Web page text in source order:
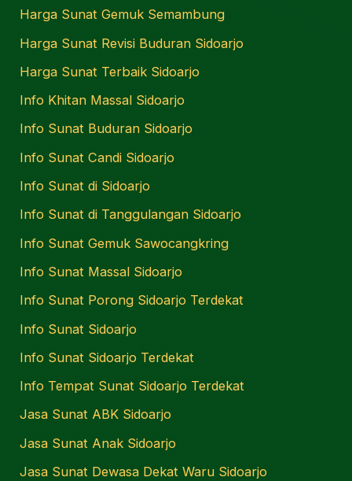
Harga Sunat Gemuk Semambung
Harga Sunat Revisi Buduran Sidoarjo
Harga Sunat Terbaik Sidoarjo
Info Khitan Massal Sidoarjo
Info Sunat Buduran Sidoarjo
Info Sunat Candi Sidoarjo
Info Sunat di Sidoarjo
Info Sunat di Tanggulangan Sidoarjo
Info Sunat Gemuk Sawocangkring
Info Sunat Massal Sidoarjo
Info Sunat Porong Sidoarjo Terdekat
Info Sunat Sidoarjo
Info Sunat Sidoarjo Terdekat
Info Tempat Sunat Sidoarjo Terdekat
Jasa Sunat ABK Sidoarjo
Jasa Sunat Anak Sidoarjo
Jasa Sunat Dewasa Dekat Waru Sidoarjo